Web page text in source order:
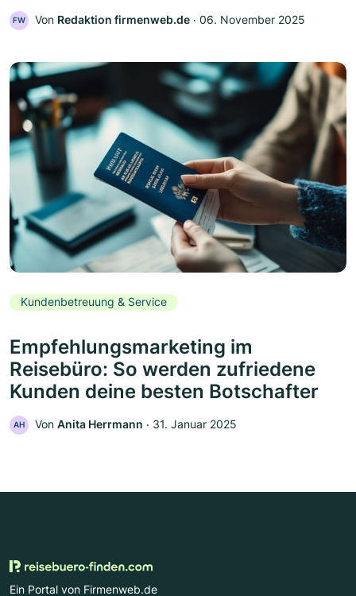
FW Von Redaktion firmenweb.de ‧ 06. November 2025
Kundenbetreuung & Service
Empfehlungsmarketing im
Reisebüro: So werden zufriedene
Kunden deine besten Botschafter
AH Von Anita Herrmann ‧ 31. Januar 2025
Ein Portal von Firmenweb.de